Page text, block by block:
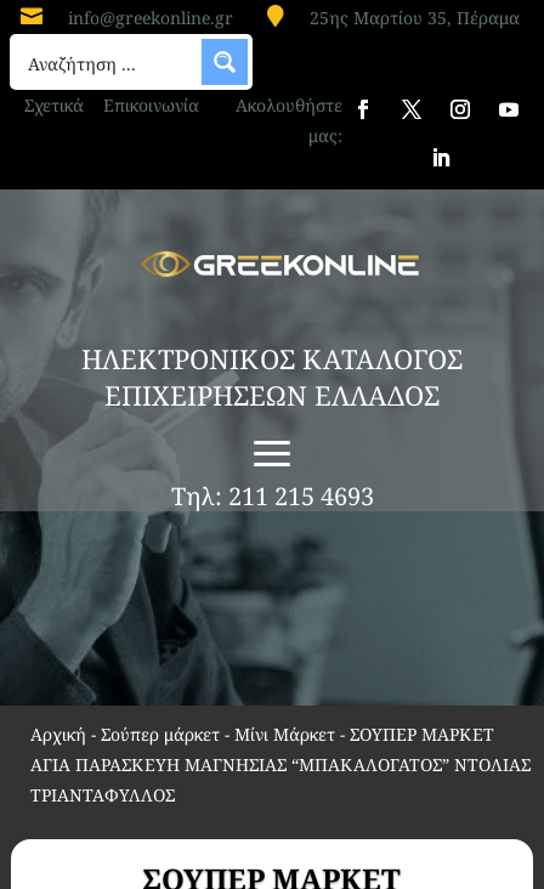
 info@greekonline.gr  25ης Μαρτίου 35, Πέραμα
Σχετικά Επικοινωνία
Ακολουθήστε
μας:
ΗΛΕΚΤΡΟΝΙΚΟΣ ΚΑΤΑΛΟΓΟΣ
ΕΠΙΧΕΙΡΗΣΕΩΝ ΕΛΛΑΔΟΣ
Τηλ: 211 215 4693
Αρχική - Σούπερ μάρκετ - Μίνι Μάρκετ- ΣΟΥΠΕΡ ΜΑΡΚΕΤ
ΑΓΙΑ ΠΑΡΑΣΚΕΥΗ ΜΑΓΝΗΣΙΑΣ “ΜΠΑΚΑΛΟΓΑΤΟΣ” ΝΤΟΛΙΑΣ
ΤΡΙΑΝΤΑΦΥΛΛΟΣ
ΣΟΥΠΕΡ ΜΑΡΚΕΤ